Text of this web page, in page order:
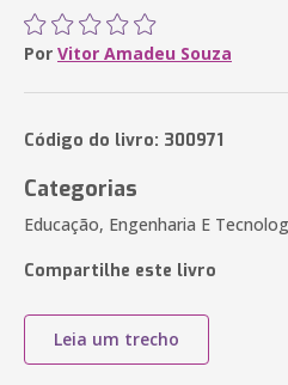
Por Vitor Amadeu Souza
Código do livro: 300971
Categorias
Educação, Engenharia E
Compartilhe este livro
Leia um trecho